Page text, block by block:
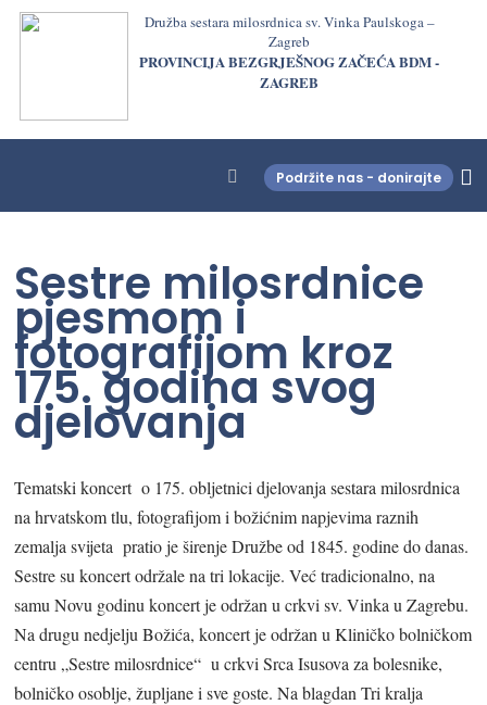
Družba sestara milosrdnica sv. Vinka Paulskoga –
Zagreb
PROVINCIJA BEZGRJEŠNOG ZAČEĆA BDM -
ZAGREB
Podržite nas - donirajte
Sestre milosrdnice
pjesmom i
fotografijom kroz
175. godina svog
djelovanja
Tematski koncert o 175. obljetnici djelovanja sestara milosrdnica
na hrvatskom tlu, fotografijom i božićnim napjevima raznih
zemalja svijeta pratio je širenje Družbe od 1845. godine do danas.
Sestre su koncert održale na tri lokacije. Već tradicionalno, na
samu Novu godinu koncert je održan u crkvi sv. Vinka u Zagrebu.
Na drugu nedjelju Božića, koncert je održan u Kliničko bolničkom
centru „Sestre milosrdnice“ u crkvi Srca Isusova za bolesnike,
bolničko osoblje, župljane i sve goste. Na blagdan Tri kralja